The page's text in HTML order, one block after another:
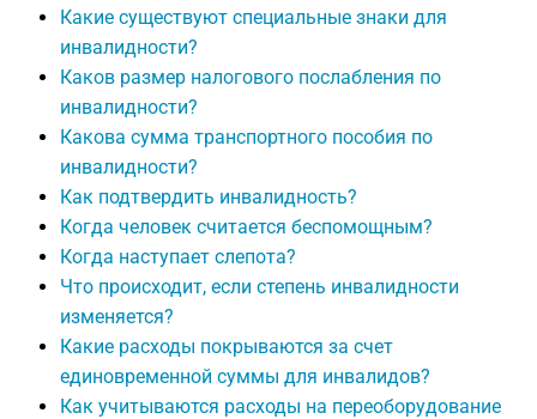
Какие существуют специальные знаки для
инвалидности?
Каков размер налогового послабления по
инвалидности?
Какова сумма транспортного пособия по
инвалидности?
Как подтвердить инвалидность?
Когда человек считается беспомощным?
Когда наступает слепота?
Что происходит, если степень инвалидности
изменяется?
Какие расходы покрываются за счет
единовременной суммы для инвалидов?
Как учитываются расходы на переоборудование